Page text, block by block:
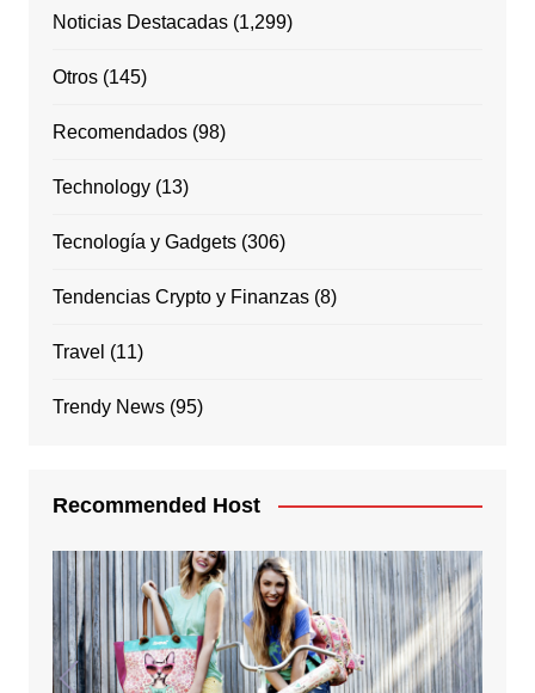
Noticias Destacadas(1,299)
Otros(145)
Recomendados(98)
Technology(13)
Tecnología y Gadgets(306)
Tendencias Crypto y Finanzas(8)
Travel (11)
Trendy News(95)
Recommended Host